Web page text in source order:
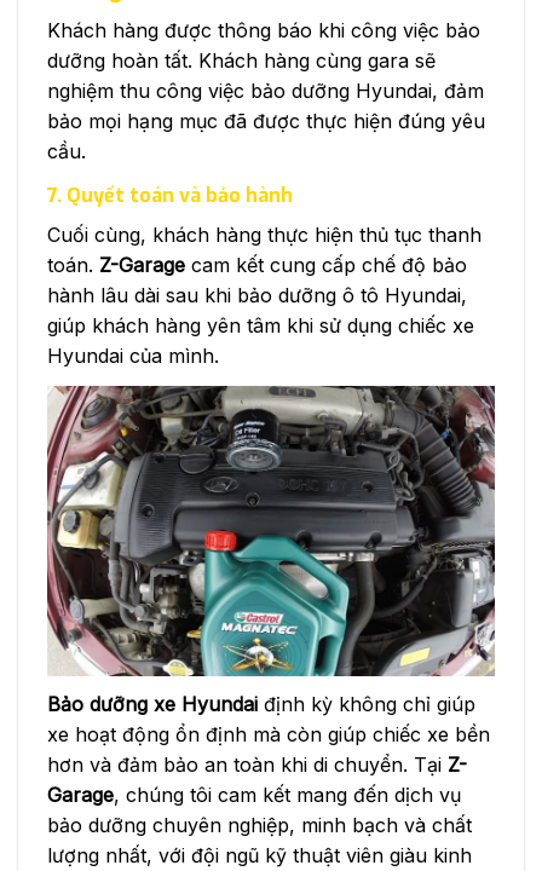
Khách hàng được thông báo khi công việc bảo
dưỡng hoàn tất. Khách hàng cùng gara sẽ
nghiệm thu công việc bảo dưỡng Hyundai, đảm
bảo mọi hạng mục đã được thực hiện đúng yêu
cầu.
7. Quyết toán và bảo hành
Cuối cùng, khách hàng thực hiện thủ tục thanh
toán. Z-Garage cam kết cung cấp chế độ bảo
hành lâu dài sau khi bảo dưỡng ô tô Hyundai,
giúp khách hàng yên tâm khi sử dụng chiếc xe
Hyundai của mình.
Bảo dưỡng xe Hyundai định kỳ không chỉ giúp
xe hoạt động ổn định mà còn giúp chiếc xe bền
hơn và đảm bảo an toàn khi di chuyển. Tại Z-
Garage, chúng tôi cam kết mang đến dịch vụ
bảo dưỡng chuyên nghiệp, minh bạch và chất
lượng nhất, với đội ngũ kỹ thuật viên giàu kinh